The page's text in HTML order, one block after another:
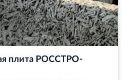
плита РОССТРО-